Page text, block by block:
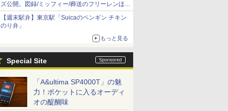
ズ公開。図録/ミッフィー/葬送のフリーレンほ
か、注目ブランドコラボが実現
【週末駅弁】東京駅「Suicaのペンギン チキン
のり弁」
もっと見る
Special Site
「A&ultima SP4000T」の魅
力！ポケットに入るオーディ
オの醍醐味